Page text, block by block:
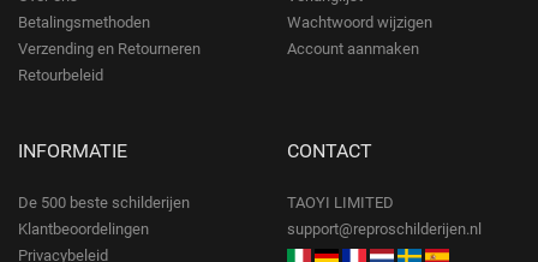
Betalingsmethoden
Verzending en Retourneren
Retourbeleid
Wachtwoord wijzigen
Account aanmaken
INFORMATIE
De 500 beste schilderijen
Klantbeoordelingen
Privacybeleid
CONTACT
TAOYI LIMITED
support@reproschilderijen.nl